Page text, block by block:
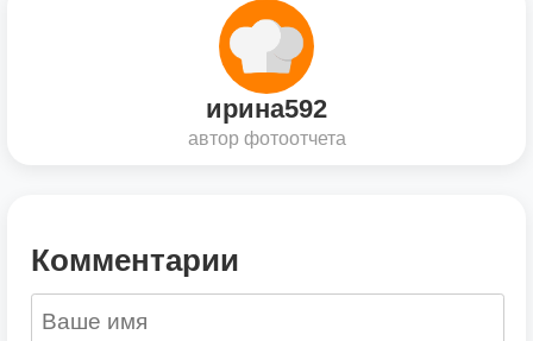
ирина592
автор фотоотчета
Комментарии